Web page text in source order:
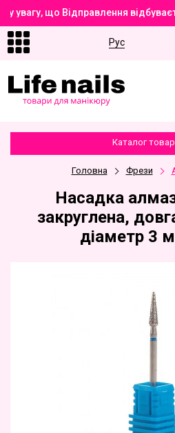
увагу, що Відправлення
Рус
Каталог
Головна Фрези
Насадка
закруглена,
діаметр 3